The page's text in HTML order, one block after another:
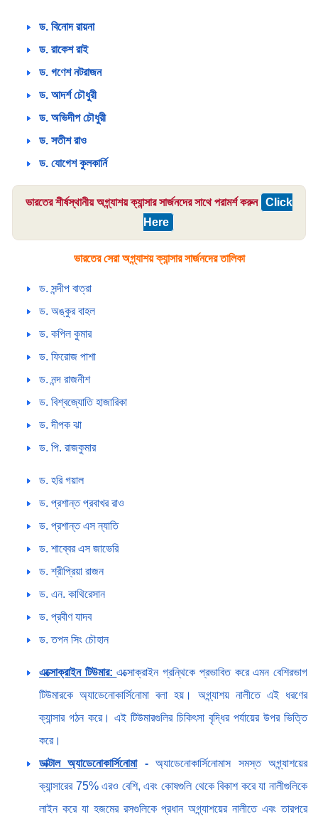
ড. বিনোদ রায়না
ড. রাকেশ রাই
ড. গণেশ নটরাজন
ড. আদর্শ চৌধুরী
ড. অভিদীপ চৌধুরী
ড. সতীশ রাও
ড. যোগেশ কুলকার্নি
ভারতের শীর্ষস্থানীয় অগ্ন্যাশয় ক্যান্সার সার্জনদের সাথে পরামর্শ করুন Click
Here
ভারতের সেরা অগ্ন্যাশয় ক্যান্সার সার্জনদের তালিকা
ড. সন্দীপ বাত্রা
ড. অঙ্কুর বাহল
ড. কপিল কুমার
ড. ফিরোজ পাশা
ড. নন্দ রাজনীশ
ড. বিশ্বজ্যোতি হাজারিকা
ড. দীপক ঝা
ড. পি. রাজকুমার
ড. হরি গয়াল
ড. প্রশান্ত প্রবাখর রাও
ড. প্রশান্ত এস ন্যাতি
ড. শাব্বের এস জাভেরি
ড. শ্রীপ্রিয়া রাজন
ড. এন. কাথিরেসান
ড. প্রবীণ যাদব
ড. তপন সিং চৌহান
এক্সোক্রাইন টিউমার:এক্সোক্রাইন গ্রন্থিকে প্রভাবিত করে এমন বেশিরভাগ
টিউমারকে অ্যাডেনোকার্সিনোমা বলা হয়। অগ্ন্যাশয় নালীতে এই ধরণের
ক্যান্সার গঠন করে। এই টিউমারগুলির চিকিৎসা বৃদ্ধির পর্যায়ের উপর ভিত্তি
করে।
ডাক্টাল অ্যাডেনোকার্সিনোমা-অ্যাডেনোকার্সিনোমাস সমস্ত অগ্ন্যাশয়ের
ক্যান্সারের 75% এরও বেশি, এবং কোষগুলি থেকে বিকাশ করে যা নালীগুলিকে
লাইন করে যা হজমের রসগুলিকে প্রধান অগ্ন্যাশয়ের নালীতে এবং তারপরে